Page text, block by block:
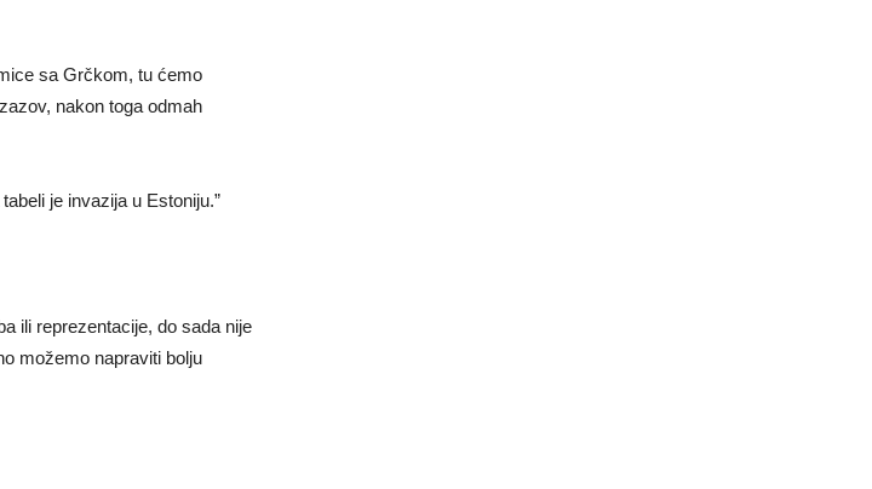
sa Grčkom, tu ćemo
nakon toga odmah
je invazija u Estoniju.”
ili reprezentacije, do sada nije
možemo napraviti bolju